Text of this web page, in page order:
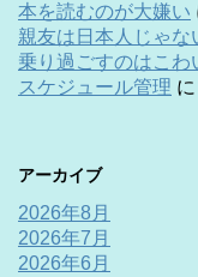
本を読むのが大嫌い
親友は日本人じゃな
乗り過ごすのはこわ
スケジュール管理 に
アーカイブ
2026年8月
2026年7月
2026年6月